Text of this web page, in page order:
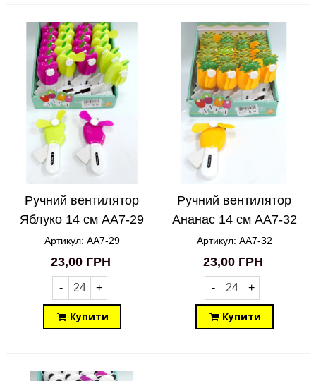
Ручний вентилятор
Яблуко 14 см AA7-29
Артикул: AA7-29
23,00 ГРН
- +
Купити
Ручний вентилятор
Ананас 14 см AA7-32
Артикул: AA7-32
23,00 ГРН
- +
Купити